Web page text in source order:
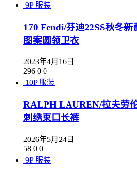
9P 服装
170 Fendi/芬迪22SS秋冬
图案圆领卫衣
2023年4月16日
296 0 0
10P 服装
RALPH LAUREN/拉夫劳
刺绣束口长裤
2026年5月24日
58 0 0
9P 服装